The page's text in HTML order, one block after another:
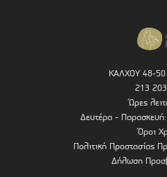
ΚΑΛΧΟΥ 48-50
213
Ώρες
Δευτέρα -
Όροι
Πολιτική Προστασίας
Δήλωση